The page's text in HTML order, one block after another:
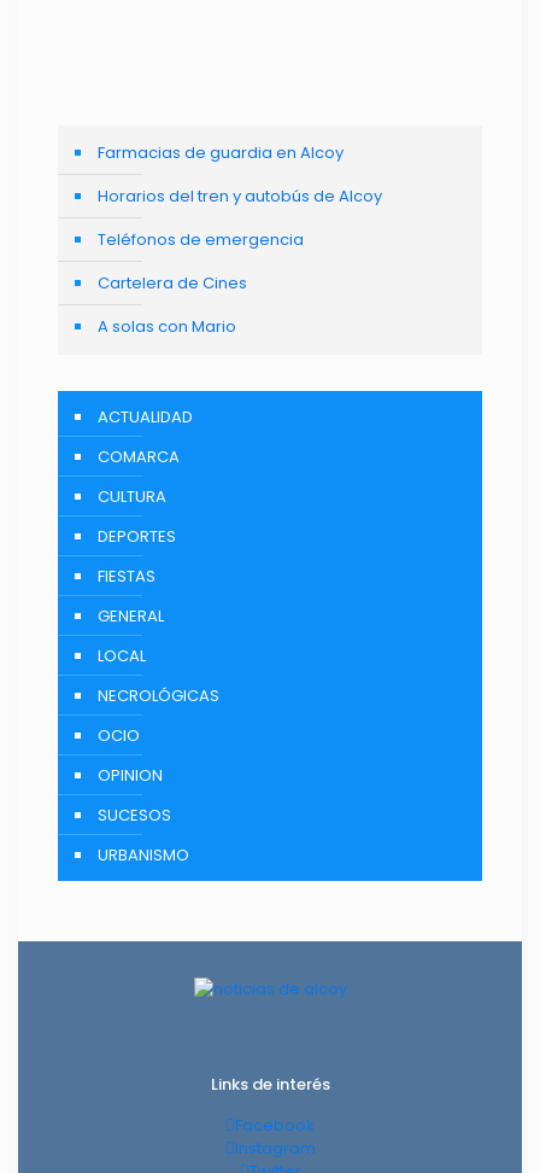
Farmacias de guardia en Alcoy
Horarios del tren y autobús de Alcoy
Teléfonos de emergencia
Cartelera de Cines
A solas con Mario
ACTUALIDAD
COMARCA
CULTURA
DEPORTES
FIESTAS
GENERAL
LOCAL
NECROLÓGICAS
OCIO
OPINION
SUCESOS
URBANISMO
Links de interés
Facebook
Instagram